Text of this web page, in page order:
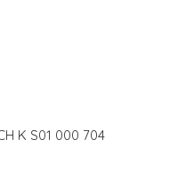
K S01 000 704